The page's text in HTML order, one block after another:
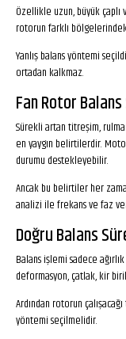
Özellikle uzun, büyük
rotorun farklı
Yanlış balans yöntemi
ortadan kalkmaz.
Fan Rotor
Sürekli artan titreşim,
en yaygın belirtilerdir.
durumu destekleyebilir.
Ancak bu belirtiler her
analizi ile frekans ve faz
Doğru Balans
Balans işlemi sadece
deformasyon, çatlak, kir
Ardından rotorun
yöntemi seçilmelidir.